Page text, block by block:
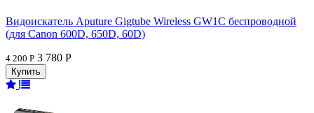
Видоискатель Aputure Gigtube Wireless GW1C беспроводной
(для Canon 600D, 650D, 60D)
4 200 Р 3 780 Р